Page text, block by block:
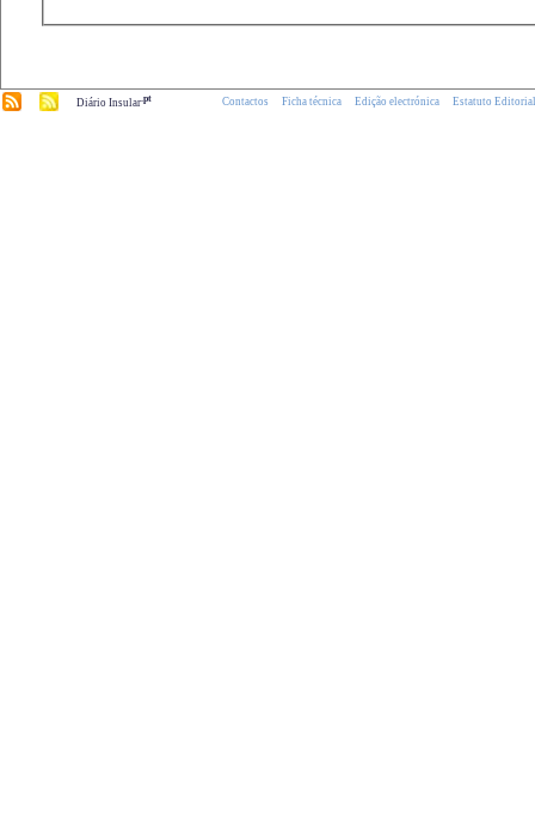
Diário Insular.pt Contactos Ficha técnica Edição electrónica Estatuto Editorial